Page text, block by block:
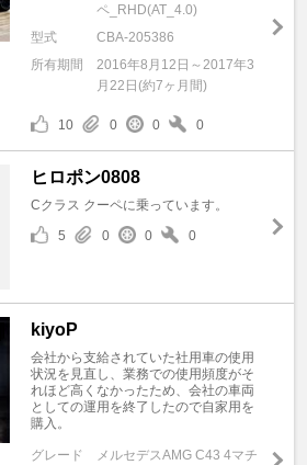
ペ_RHD(AT_4.0)
型式
CBA-205386
所有期間
2016年8月12日～2017年3
月22日(約7ヶ月間)
10 0 0 0
ヒロポン0808
Cクラス クーペに乗っています。
5
0 0 0
kiyoP
会社から支給されていた社用車の使用
状況を見直し、業務での使用頻度がそ
れほど高くなかったため、会社の車両
としての運用を終了したので自家用を
購入。
グレード
メルセデスAMG C43 4マチ